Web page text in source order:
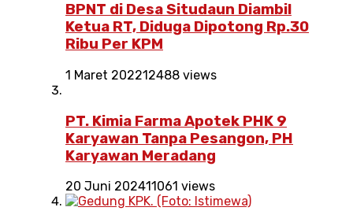
BPNT di Desa Situdaun Diambil
Ketua RT, Diduga Dipotong Rp.30
Ribu Per KPM
1 Maret 202212488 views
PT. Kimia Farma Apotek PHK 9
Karyawan Tanpa Pesangon, PH
Karyawan Meradang
20 Juni 202411061 views